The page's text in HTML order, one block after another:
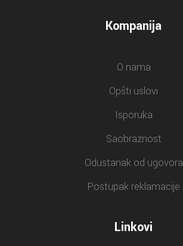
Kompanija
O nama
Opšti uslovi
Isporuka
Saobraznost
Odustanak od ugovora
Postupak reklamacije
Linkovi